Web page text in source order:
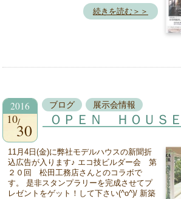
続きを読む＞＞
2016
10
30
ブログ 展示会情報
ＯＰＥＮ ＨＯＵＳ
11月4日(金)に弊社モデルハウスの新聞折
込広告が入ります♪ エコ技ビルダー会 第
２０回 松田工務店さんとのコラボで
す。 是非スタンプラリーを完成させてプ
レゼントをゲット！して下さい(^o^)/ 新築